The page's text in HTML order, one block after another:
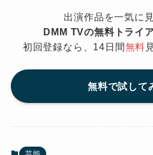
出演作品を一気に
DMM TVの無料トライ
初回登録なら、14日間無料
無料で試し